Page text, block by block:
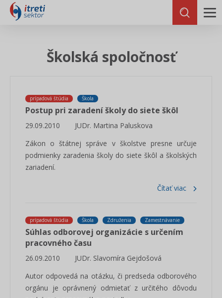
Školská spoločnosť
prípadová štúdia Škola
Postup pri zaradení školy do siete škôl
29.09.2010
JUDr. Martina Paluskova
Zákon o štátnej správe v školstve presne určuje
podmienky zaradenia školy do siete škôl a školských
zariadení.
Čítať viac
prípadová štúdia Škola Združenia Zamestnávanie
Súhlas odborovej organizácie s určením
pracovného času
26.09.2010
JUDr. Slavomíra Gejdošová
Autor odpovedá na otázku, či predseda odborového
orgánu je oprávnený odmietať z určitého dôvodu